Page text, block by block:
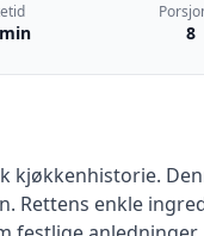
8
kjøkkenhistorie.
Rettens enkle